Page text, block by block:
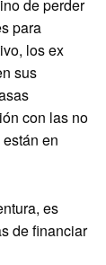
de perder
para
los ex
sus
con las no
en
es
de financiar